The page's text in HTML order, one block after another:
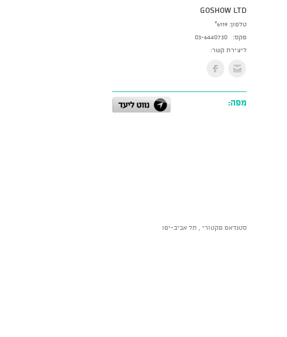
GoShow LTD
טלפון: *6119
פקס:
03-6440730
ליצירת קשר:
מפה:
סטנדאפ פקטורי , תל אביב-יפו